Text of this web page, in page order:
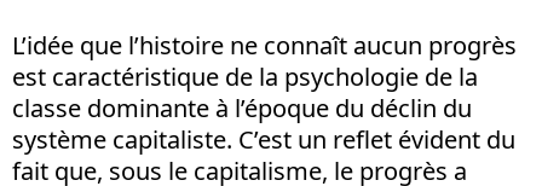
L’idée que l’histoire ne connaît aucun progrès
est caractéristique de la psychologie de la
classe dominante à l’époque du déclin du
système capitaliste. C’est un reflet évident du
fait que, sous le capitalisme, le progrès a